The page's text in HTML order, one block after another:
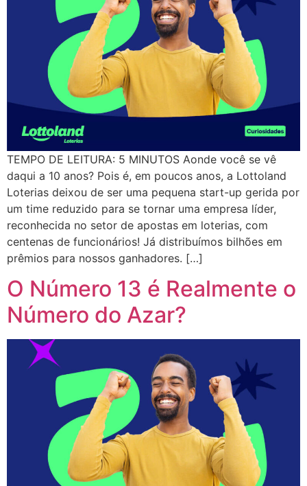
TEMPO DE LEITURA: 5 MINUTOS Aonde você se vê
daqui a 10 anos? Pois é, em poucos anos, a Lottoland
Loterias deixou de ser uma pequena start-up gerida por
um time reduzido para se tornar uma empresa líder,
reconhecida no setor de apostas em loterias, com
centenas de funcionários! Já distribuímos bilhões em
prêmios para nossos ganhadores. […]
O Número 13 é Realmente o
Número do Azar?